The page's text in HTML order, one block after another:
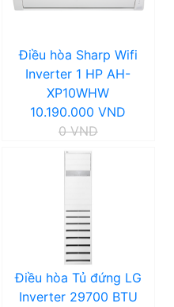
Điều hòa Sharp Wifi
Inverter 1 HP AH-
XP10WHW
10.190.000 VND
0 VND
Điều hòa Tủ đứng LG
Inverter 29700 BTU